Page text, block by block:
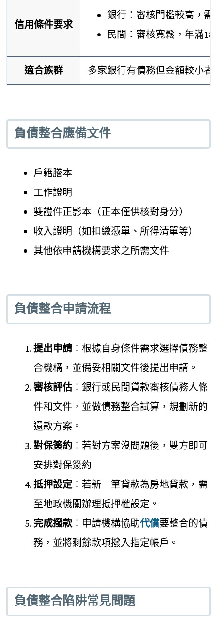
信用條件要求
銀行：審核門檻較高，
民間：審核寬鬆，年滿
適合族群 多家銀行有債務但金額較小者
負債整合應備文件
戶籍謄本
工作證明
雙證件正影本（正本僅供核對身分）
收入證明（如扣繳憑單、所得清單等）
其他依申請機構要求之所需文件
負債整合申請流程
提出申請 ：根據自身條件需求選擇債務整
合機構，並備妥相關文件後提出申請。
審核評估 ：銀行或民間貸款審核債務人條
件和文件，並做債務整合試算，規劃新的
還款方案。
對保簽約 ：若對方案沒問題後，雙方即可
安排對保簽約
抵押設定 ：若新一筆貸款為房地貸款，需
至地政機關辦理抵押權設定。
完成撥款 ：申請機構協助代償要整合的債
務，並將剩餘款項撥入指定帳戶。
負債整合陷阱常見問題